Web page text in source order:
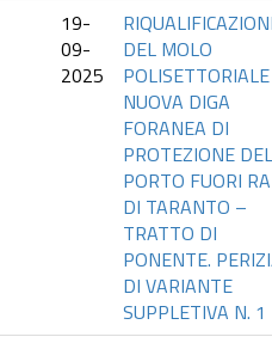
19-
09-
2025
DEL MOLO
NUOVA DIGA
FORANEA DI
PROTEZIONE DEL
PORTO FUORI
DI TARANTO –
TRATTO DI
PONENTE.
DI VARIANTE
SUPPLETIVA N. 1